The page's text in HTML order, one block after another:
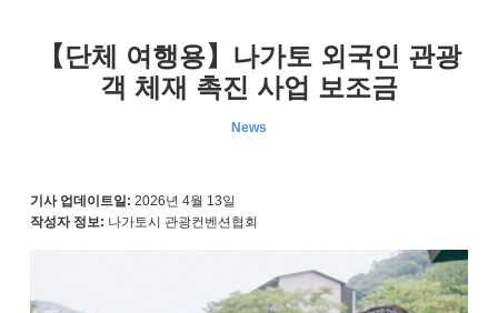
【단체 여행용】나가토 외국인 관광
객 체재 촉진 사업 보조금
News
기사 업데이트일: 2026년 4월 13일
작성자 정보: 나가토시 관광컨벤션협회